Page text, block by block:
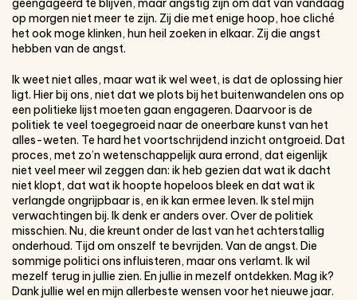
geëngageerd te blijven, maar angstig zijn om dat van vandaag
op morgen niet meer te zijn. Zij die met enige hoop, hoe cliché
het ook moge klinken, hun heil zoeken in elkaar. Zij die angst
hebben van de angst.
Ik weet niet alles, maar wat ik wel weet, is dat de oplossing hier
ligt. Hier bij ons, niet dat we plots bij het buitenwandelen ons op
een politieke lijst moeten gaan engageren. Daarvoor is de
politiek te veel toegegroeid naar de oneerbare kunst van het
alles-weten. Te hard het voortschrijdend inzicht ontgroeid. Dat
proces, met zo’n wetenschappelijk aura errond, dat eigenlijk
niet veel meer wil zeggen dan: ik heb gezien dat wat ik dacht
niet klopt, dat wat ik hoopte hopeloos bleek en dat wat ik
verlangde ongrijpbaar is, en ik kan ermee leven. Ik stel mijn
verwachtingen bij. Ik denk er anders over. Over de politiek
misschien. Nu, die kreunt onder de last van het achterstallig
onderhoud. Tijd om onszelf te bevrijden. Van de angst. Die
sommige politici ons influisteren, maar ons verlamt. Ik wil
mezelf terug in jullie zien. En jullie in mezelf ontdekken. Mag ik?
Dank jullie wel en mijn allerbeste wensen voor het nieuwe jaar.